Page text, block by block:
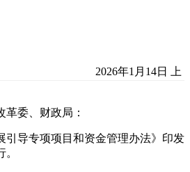
2026年1月14日 上
委、财政局：
引导专项项目和资金管理办法》印发